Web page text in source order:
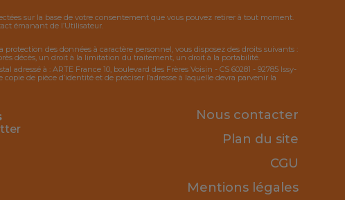
sur la base de votre consentement que vous pouvez retirer à tout moment.
émanant de l’Utilisateur.
des données à caractère personnel, vous disposez des droits suivants :
décès, un droit à la limitation du traitement, un droit à la portabilité.
adressé à : ARTE France 10, boulevard des Frères Voisin - CS 60281 - 92785 Issy-
de pièce d’identité et de préciser l’adresse à laquelle devra parvenir la
Nous contacter
Plan du site
CGU
Mentions légales